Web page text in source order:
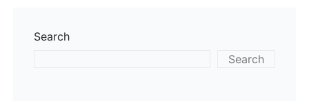
Search
Search